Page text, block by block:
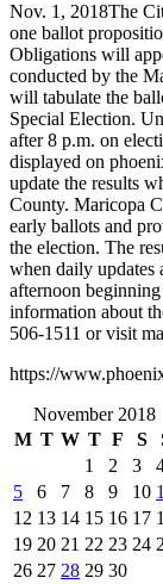
Nov. 1, 2018 ​The
one ballot
Obligations will
conducted by the
will tabulate the
Special Election.
after 8 p.m. on
displayed on
update the results
County. Maricopa
early ballots and
the election. The
when daily updates
afternoon
information about
506-1511 or visit
https://
November 2018
M T W T F S
1
2 3
5
6 7 8 9 10
12 13 14 15 16 17
19 20 21 22 23 24
26 27 28 29 30